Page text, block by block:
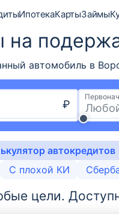
ИпотекаКартыЗаймы
на
автомобиль в
₽
автокредитов
С плохой КИ
цели.